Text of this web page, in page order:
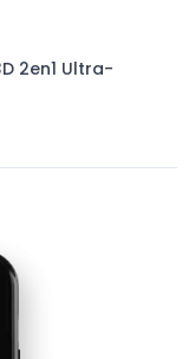
2en1 Ultra-